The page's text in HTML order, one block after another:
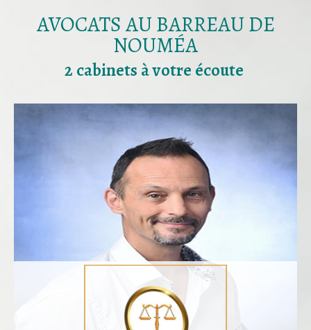
AVOCATS AU BARREAU DE
NOUMÉA
2 cabinets à votre écoute